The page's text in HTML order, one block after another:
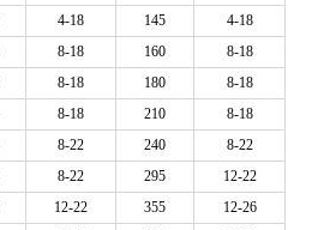
4-18 145
4-18
8-18 160
8-18
8-18 180
8-18
8-18 210
8-18
8-22 240
8-22
8-22 295
12-22
12-22 355
12-26